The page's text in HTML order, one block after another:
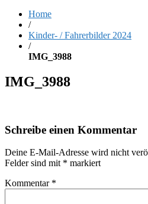
Home
/
Kinder- / Fahrerbilder 2024
/
IMG_3988
IMG_3988
Schreibe einen Kommentar
Deine E-Mail-Adresse wird nicht
Felder sind mit * markiert
Kommentar *